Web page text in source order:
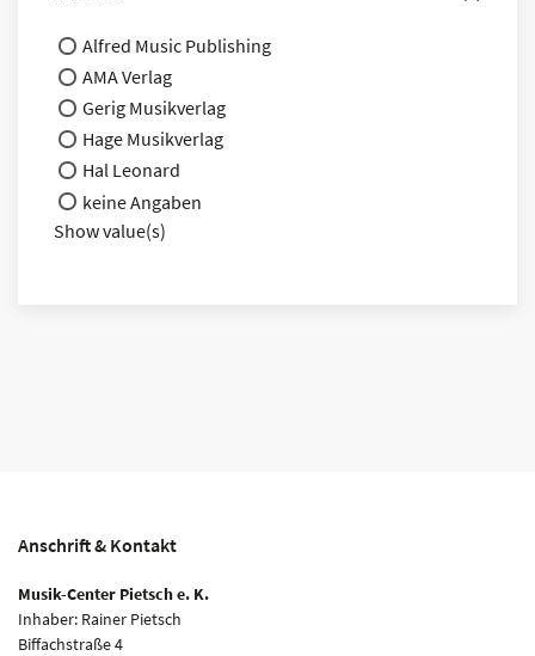
Alfred Music Publishing
AMA Verlag
Gerig Musikverlag
Hage Musikverlag
Hal Leonard
keine Angaben
Show value(s)
Anschrift & Kontakt
Musik-Center Pietsch e. K.
Inhaber: Rainer Pietsch
Biffachstraße 4